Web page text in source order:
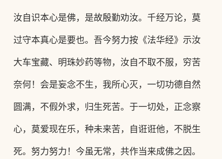
汝自识本心是佛，是故殷勤劝汝。千经万论，莫
过守本真心是要也。吾今努力按《法华经》示汝
大车宝藏、明珠妙药等物，汝自不取不服，穷苦
奈何！会是妄念不生，我所心灭，一切功德自然
圆满，不假外求，归生死苦。于一切处，正念察
心，莫爱现在乐，种未来苦，自诳诳他，不脱生
死。努力努力！今虽无常，共作当来成佛之因。